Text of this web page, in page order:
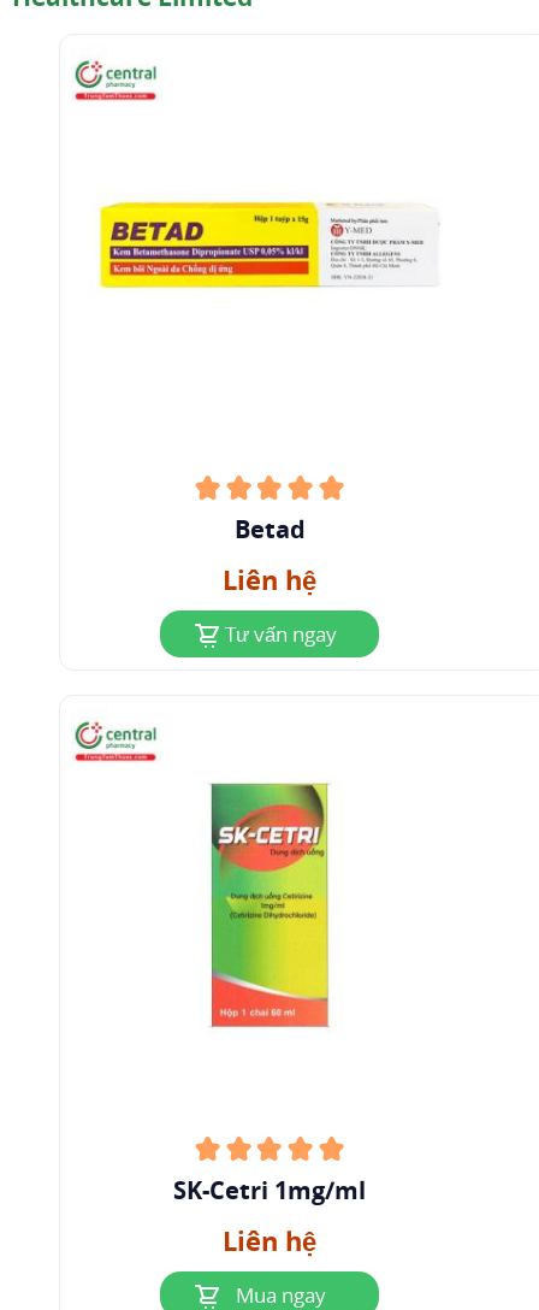
Betad
Liên hệ
Tư vấn ngay
SK-Cetri 1mg/ml
Liên hệ
Mua ngay